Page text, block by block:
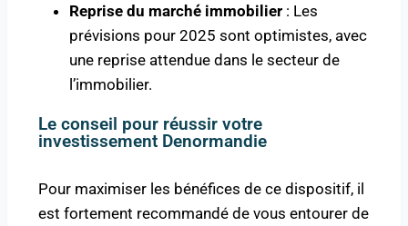
Reprise du marché immobilier : Les
prévisions pour 2025 sont optimistes, avec
une reprise attendue dans le secteur de
l’immobilier.
Le conseil pour réussir votre
investissement Denormandie
Pour maximiser les bénéfices de ce dispositif, il
est fortement recommandé de vous entourer de